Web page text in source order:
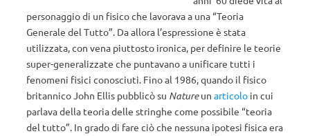
personaggio di un fisico che lavorava a una “Teoria
Generale del Tutto”. Da allora l’espressione è stata
utilizzata, con vena piuttosto ironica, per definire le teorie
super-generalizzate che puntavano a unificare tutti i
fenomeni fisici conosciuti. Fino al 1986, quando il fisico
britannico John Ellis pubblicò su Natureun articolo in cui
parlava della teoria delle stringhe come possibile “teoria
del tutto”. In grado di fare ciò che nessuna ipotesi fisica era